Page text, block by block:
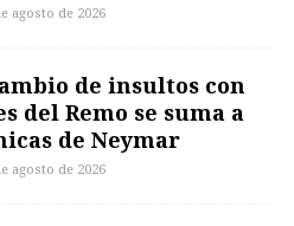
agosto de 2026
de insultos con
del Remo se suma a
de Neymar
agosto de 2026